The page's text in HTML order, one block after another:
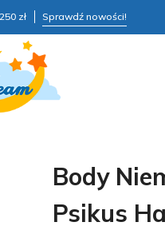
zł Sprawdź nowości!
Body
Psikus